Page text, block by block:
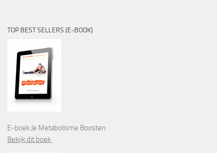
TOP BEST SELLERS (E-BOOK)
E-boek Je Metabolisme Boosten
Bekijk dit boek